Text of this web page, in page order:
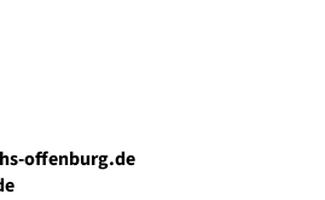
offenburg.de